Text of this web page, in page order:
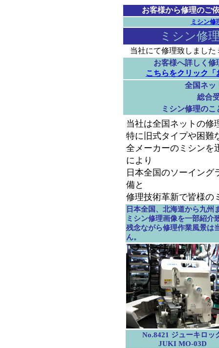
お客様から修理のご
ミシン修
ミシン修
当社にて修理致しまし
お客様へ詳しく
こちらをクリック
全国ネッ
総合
ミシン修理の
当社は全国ネットの修
特に旧式タイプや困難
全メーカーのミシンを
により
日本全国のソーイング
備と
修理技術革新で皆様の
日本全国、北海道から九州
ミシン修理画像を一部紹介
残念ながら修理作業風景は
ん。
No.8421 ジューキロッ
JUKI MO-03D